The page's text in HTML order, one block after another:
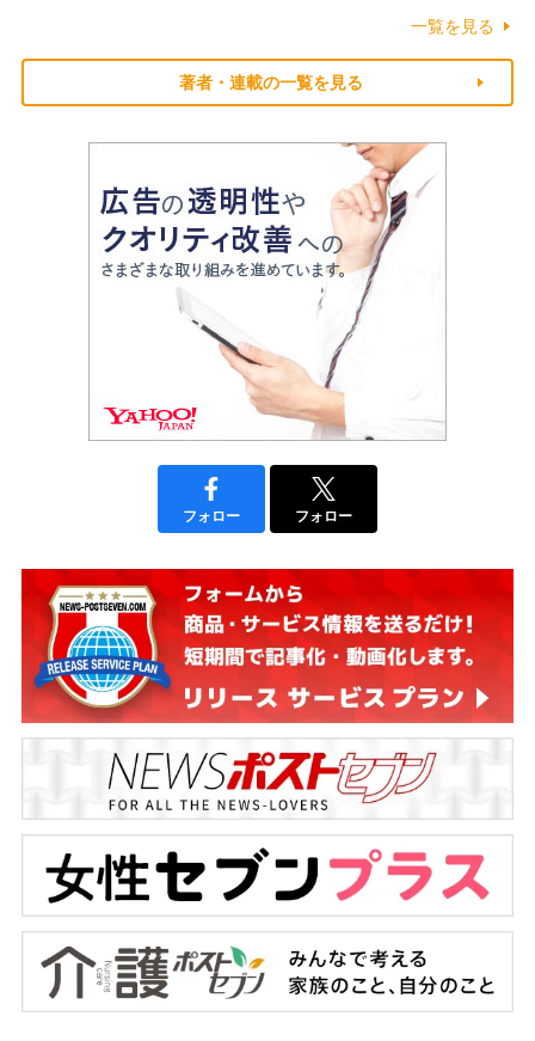
一覧を見る
著者・連載の一覧を見る
フォロー フォロー